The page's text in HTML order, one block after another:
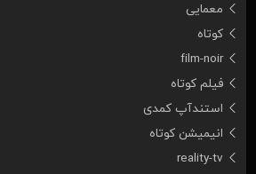
معمایی
کوتاه
film-noir
فیلم کوتاه
استندآپ کمدی
انیمیشن کوتاه
reality-tv